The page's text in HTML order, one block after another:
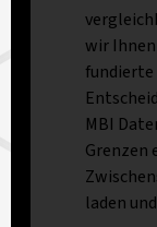
wir
MBI
Grenzen
laden